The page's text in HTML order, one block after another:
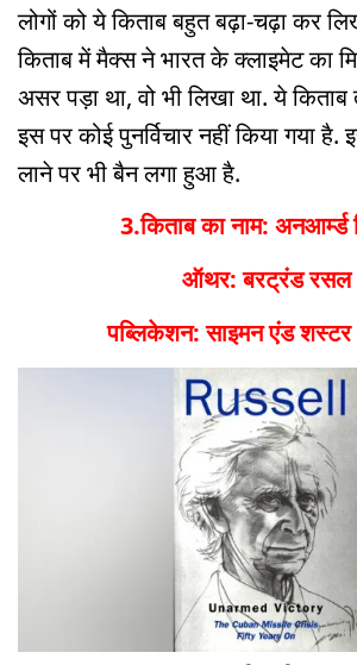
लोगों को ये किताब बहुत बढ़ा-चढ़ा कर
किताब में मैक्स ने भारत के क्लाइमेट का
असर पड़ा था, वो भी लिखा था. ये
इस पर कोई पुनर्विचार नहीं किया गया है.
लाने पर भी बैन लगा हुआ है.
3.किताब का नाम: अनआर्म्ड
ऑथर: बरट्रंड रसल
पब्लिकेशन: साइमन एंड